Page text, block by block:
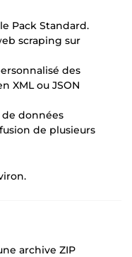
Pack Standard.
scraping sur
des
XML ou JSON
données
de plusieurs
archive ZIP